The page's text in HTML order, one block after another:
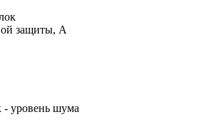
защиты, А
уровень шума